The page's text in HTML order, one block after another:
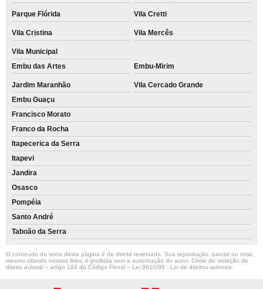
Parque Flórida Vila Cretti
Vila Cristina Vila Mercês
Vila Municipal
Embu das Artes
Embu-Mirim
Jardim Maranhão
Vila Cercado Grande
Embu Guaçu
Francisco Morato
Franco da Rocha
Itapecerica da Serra
Itapevi
Jandira
Osasco
Pompéia
Santo André
Taboão da Serra
O conteúdo do texto desta página é de direito reservado. Sua reprodução, parcial ou total,
mesmo citando nossos links, é proibida sem a autorização do autor. Crime de violação de
direito autoral – artigo 184 do Código Penal – Lei 9610/98 - Lei de direitos autorais